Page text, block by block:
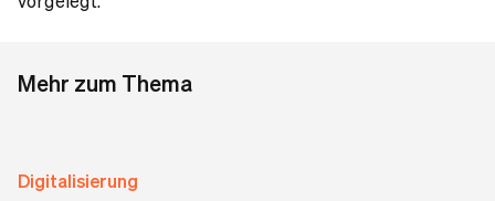
Mehr zum Thema
Digitalisierung